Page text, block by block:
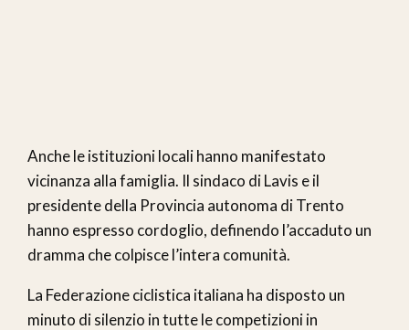
Anche le istituzioni locali hanno manifestato
vicinanza alla famiglia. Il sindaco di Lavis e il
presidente della Provincia autonoma di Trento
hanno espresso cordoglio, definendo l’accaduto un
dramma che colpisce l’intera comunità.
La Federazione ciclistica italiana ha disposto un
minuto di silenzio in tutte le competizioni in